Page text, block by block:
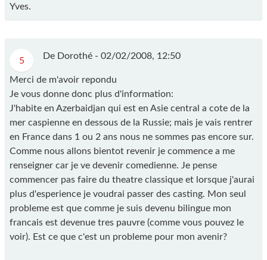
Yves.
5 De Dorothé - 02/02/2008, 12:50
Merci de m'avoir repondu
Je vous donne donc plus d'information:
J'habite en Azerbaidjan qui est en Asie central a cote de la
mer caspienne en dessous de la Russie; mais je vais rentrer
en France dans 1 ou 2 ans nous ne sommes pas encore sur.
Comme nous allons bientot revenir je commence a me
renseigner car je ve devenir comedienne. Je pense
commencer pas faire du theatre classique et lorsque j'aurai
plus d'esperience je voudrai passer des casting. Mon seul
probleme est que comme je suis devenu bilingue mon
francais est devenue tres pauvre (comme vous pouvez le
voir). Est ce que c'est un probleme pour mon avenir?